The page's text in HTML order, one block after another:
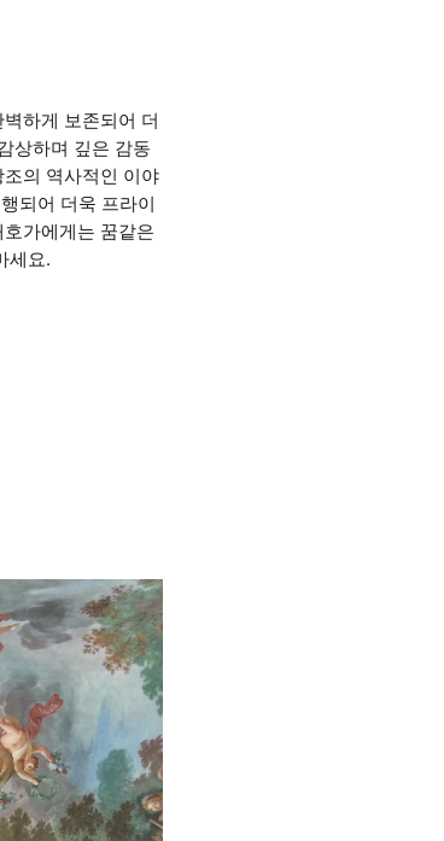
하게 보존되어 더
상하며 깊은 감동
의 역사적인 이야
되어 더욱 프라이
가에게는 꿈같은
세요.